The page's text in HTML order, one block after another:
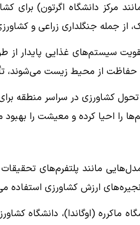
مرکز دانشگاه اگرتون) برای
از جمله جنگلداری زراعی و
سیستم‌های غذایی پایدار از
حفاظت از محیط زیست می‌شوند،
کشاورزی در سراسر منطقه برای
را احیا کرده و معیشت را
ارزش کشاورزی استفاده
ماکرره (اوگاندا)، دانشگاه